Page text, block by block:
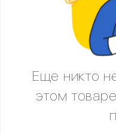
Еще никто
этом